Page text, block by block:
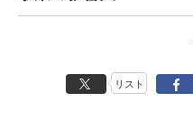
リスト